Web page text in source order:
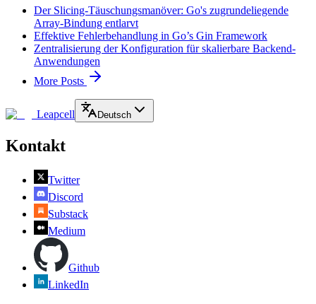
Der Slicing-Täuschungsmanöver: Go's zugrundeliegende
Array-Bindung entlarvt
Effektive Fehlerbehandlung in Go’s Gin Framework
Zentralisierung der Konfiguration für skalierbare Backend-
Anwendungen
More Posts
Leapcell Deutsch
Kontakt
Twitter
Discord
Substack
Medium
Github
LinkedIn